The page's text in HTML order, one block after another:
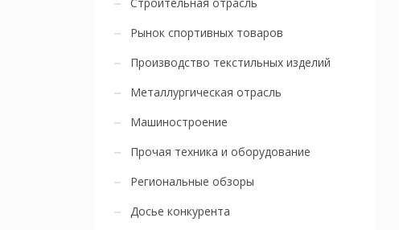
Рынок спортивных товаров
Производство текстильных изделий
Металлургическая отрасль
Машиностроение
Прочая техника и оборудование
Региональные обзоры
Досье конкурента